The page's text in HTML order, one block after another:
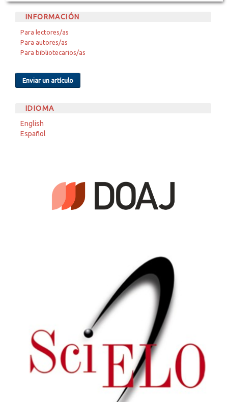
INFORMACIÓN
Para lectores/as
Para autores/as
Para bibliotecarios/as
Enviar un artículo
IDIOMA
English
Español